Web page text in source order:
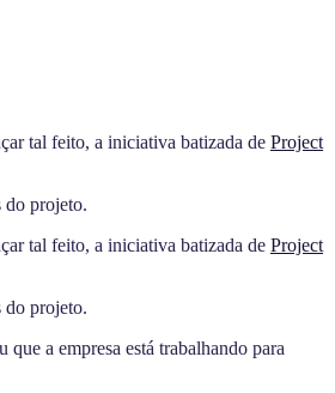
tal feito, a iniciativa batizada de Project
do projeto.
tal feito, a iniciativa batizada de Project
do projeto.
a empresa está trabalhando para